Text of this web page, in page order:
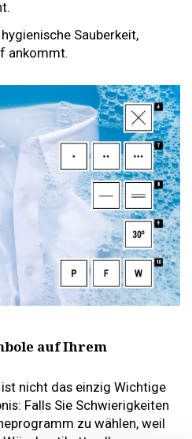
Sauberkeit,
ankommt.
auf Ihrem
nicht das einzig Wichtige
Falls Sie Schwierigkeiten
zu wählen, weil